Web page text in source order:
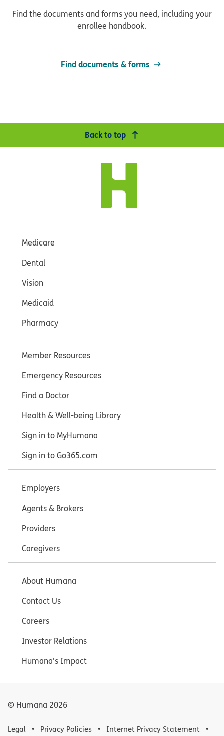
Find the documents and forms you need, including your
enrollee handbook.
Find documents & forms
Back to top
Medicare
Dental
Vision
Medicaid
Pharmacy
Member Resources
Emergency Resources
Find a Doctor
Health & Well-being Library
Sign in to MyHumana
Sign in to Go365.com
Employers
Agents & Brokers
Providers
Caregivers
About Humana
Contact Us
Careers
Investor Relations
Humana's Impact
© Humana 2026
Legal Privacy Policies
Internet Privacy Statement